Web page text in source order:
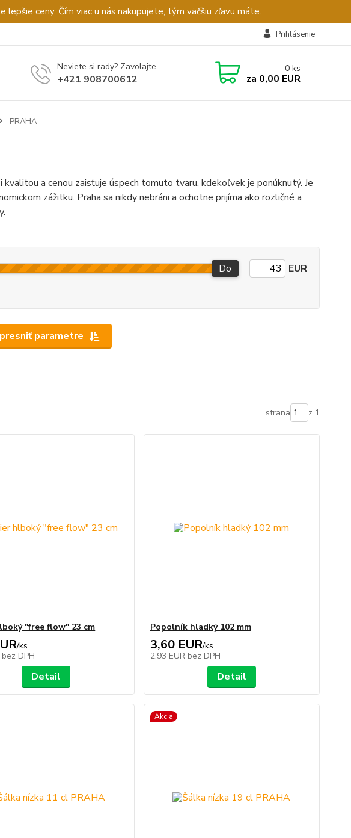
ceny. Čím viac u nás nakupujete, tým väčšiu zľavu máte.
Prihlásenie
Neviete si rady? Zavolajte.
+421 908700612
0 ks
za 0,00 EUR
PRAHA
a cenou zaisťuje úspech tomuto tvaru, kdekoľvek je ponúknutý. Je
zážitku. Praha sa nikdy nebráni a ochotne prijíma ako rozličné a
parametre
Do EUR
strana z 1
"free flow" 23 cm
/ks
bez DPH
Detail
Popolník hladký 102 mm
3,60 EUR/ks
2,93 EUR bez DPH
Detail
Akcia